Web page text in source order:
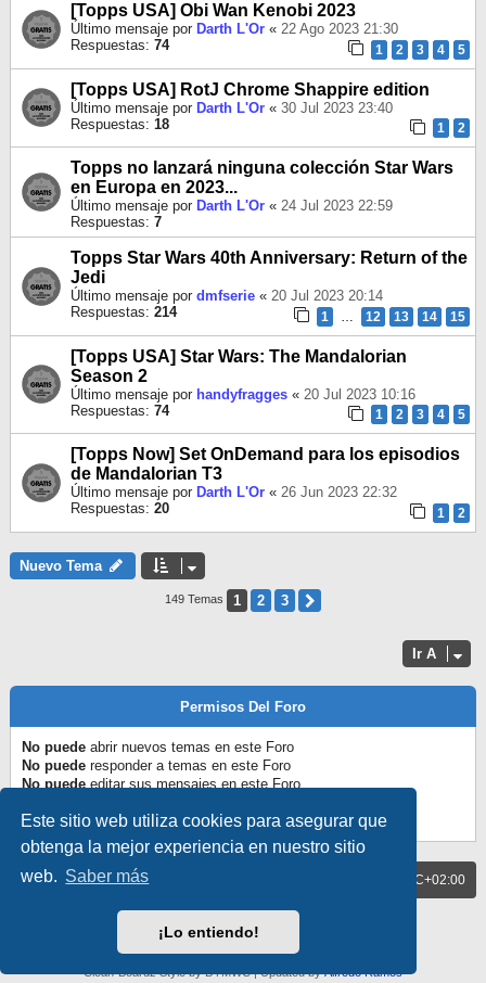
Este sitio web utiliza cookies para asegurar que
obtenga la mejor experiencia en nuestro sitio
web. Saber más
¡Lo entiendo!
[Topps USA] Obi Wan Kenobi 2023
Último mensaje por Darth L'Or « 22 Ago 2023 21:30
Respuestas: 74 1 2 3 4 5
[Topps USA] RotJ Chrome Shappire edition
Último mensaje por Darth L'Or « 30 Jul 2023 23:40
Respuestas: 18 1 2
Topps no lanzará ninguna colección Star Wars
en Europa en 2023...
Último mensaje por Darth L'Or « 24 Jul 2023 22:59
Respuestas: 7
Topps Star Wars 40th Anniversary: Return of the
Jedi
Último mensaje por dmfserie « 20 Jul 2023 20:14
Respuestas: 214 1 … 12 13 14 15
[Topps USA] Star Wars: The Mandalorian
Season 2
Último mensaje por handyfragges « 20 Jul 2023 10:16
Respuestas: 74 1 2 3 4 5
[Topps Now] Set OnDemand para los episodios
de Mandalorian T3
Último mensaje por Darth L'Or « 26 Jun 2023 22:32
Respuestas: 20 1 2
Nuevo Tema
149 Temas 1 2 3
Ir A
Permisos Del Foro
No puede abrir nuevos temas en este Foro
No puede responder a temas en este Foro
No puede editar sus mensajes en este Foro
No puedeenviar adjuntos en este Foro
BLOG FORO UTC+02:00
Desarrollado por
® Forum Software © phpBB Limited
Traducción al español por
Privacidad|Condiciones
Clean-Boardz Style by DTMWC | Updated byAlfredo Ramos